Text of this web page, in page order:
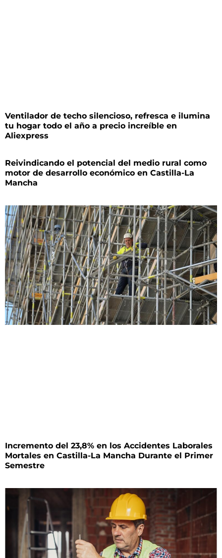
Ventilador de techo silencioso, refresca e ilumina
tu hogar todo el año a precio increíble en
Aliexpress
Reivindicando el potencial del medio rural como
motor de desarrollo económico en Castilla-La
Mancha
Incremento del 23,8% en los Accidentes Laborales
Mortales en Castilla-La Mancha Durante el Primer
Semestre